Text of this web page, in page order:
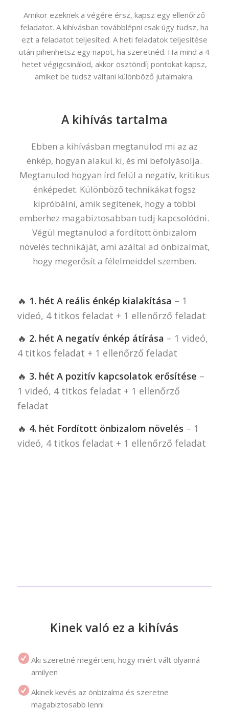
Amikor ezeknek a végére érsz, kapsz egy ellenőrző
feladatot. A kihívásban továbblépni csak úgy tudsz, ha
ezt a feladatot teljesíted. A heti feladatok teljesítése
után pihenhetsz egy napot, ha szeretnéd. Ha mind a 4
hetet végigcsinálod, akkor ösztöndíj pontokat kapsz,
amiket be tudsz váltani különböző jutalmakra.
A kihívás tartalma
Ebben a kihívásban megtanulod mi az az
énkép, hogyan alakul ki, és mi befolyásolja.
Megtanulod hogyan írd felül a negatív, kritikus
énképedet. Különböző technikákat fogsz
kipróbálni, amik segítenek, hogy a többi
emberhez magabiztosabban tudj kapcsolódni.
Végül megtanulod a fordított önbizalom
növelés technikáját, ami azáltal ad önbizalmat,
hogy megerősít a félelmeiddel szemben.
🔥 1. hét A reális énkép kialakítása – 1
videó, 4 titkos feladat + 1 ellenőrző feladat
🔥 2. hét A negatív énkép átírása – 1 videó,
4 titkos feladat + 1 ellenőrző feladat
🔥 3. hét A pozitív kapcsolatok erősítése –
1 videó, 4 titkos feladat + 1 ellenőrző
feladat
🔥 4. hét Fordított önbizalom növelés – 1
videó, 4 titkos feladat + 1 ellenőrző feladat
Kinek való ez a kihívás
Aki szeretné megérteni, hogy miért vált olyanná
amilyen
Akinek kevés az önbizalma és szeretne
magabiztosabb lenni